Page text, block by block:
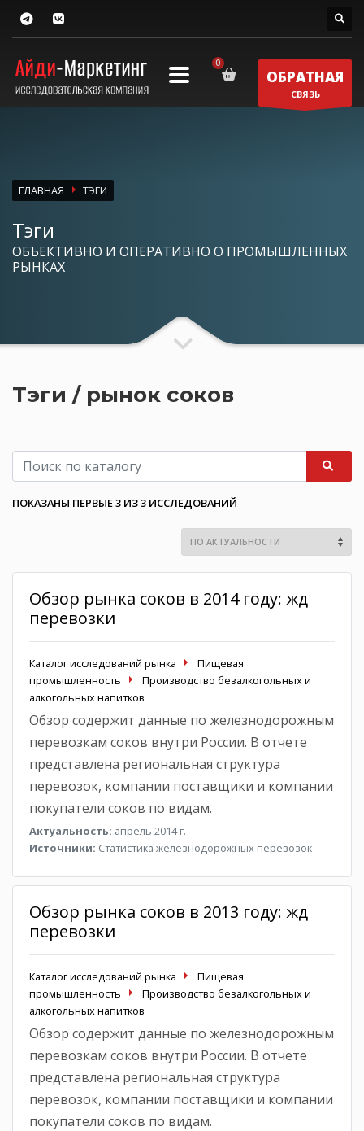
ОБРАТНАЯ
СВЯЗЬ
ГЛАВНАЯ ТЭГИ
Тэги
ОБЪЕКТИВНО И ОПЕРАТИВНО О ПРОМЫШЛЕННЫХ
РЫНКАХ
Тэги / рынок соков
ПОКАЗАНЫ ПЕРВЫЕ 3 ИЗ 3 ИССЛЕДОВАНИЙ
Обзор рынка соков в 2014 году: жд
перевозки
Каталог исследований рынка
Пищевая
промышленность
Производство безалкогольных и
алкогольных напитков
Обзор содержит данные по железнодорожным
перевозкам соков внутри России. В отчете
представлена региональная структура
перевозок, компании поставщики и компании
покупатели соков по видам.
Актуальность: апрель 2014 г.
Источники: Статистика железнодорожных перевозок
Обзор рынка соков в 2013 году: жд
перевозки
Каталог исследований рынка
Пищевая
промышленность
Производство безалкогольных и
алкогольных напитков
Обзор содержит данные по железнодорожным
перевозкам соков внутри России. В отчете
представлена региональная структура
перевозок, компании поставщики и компании
покупатели соков по видам.